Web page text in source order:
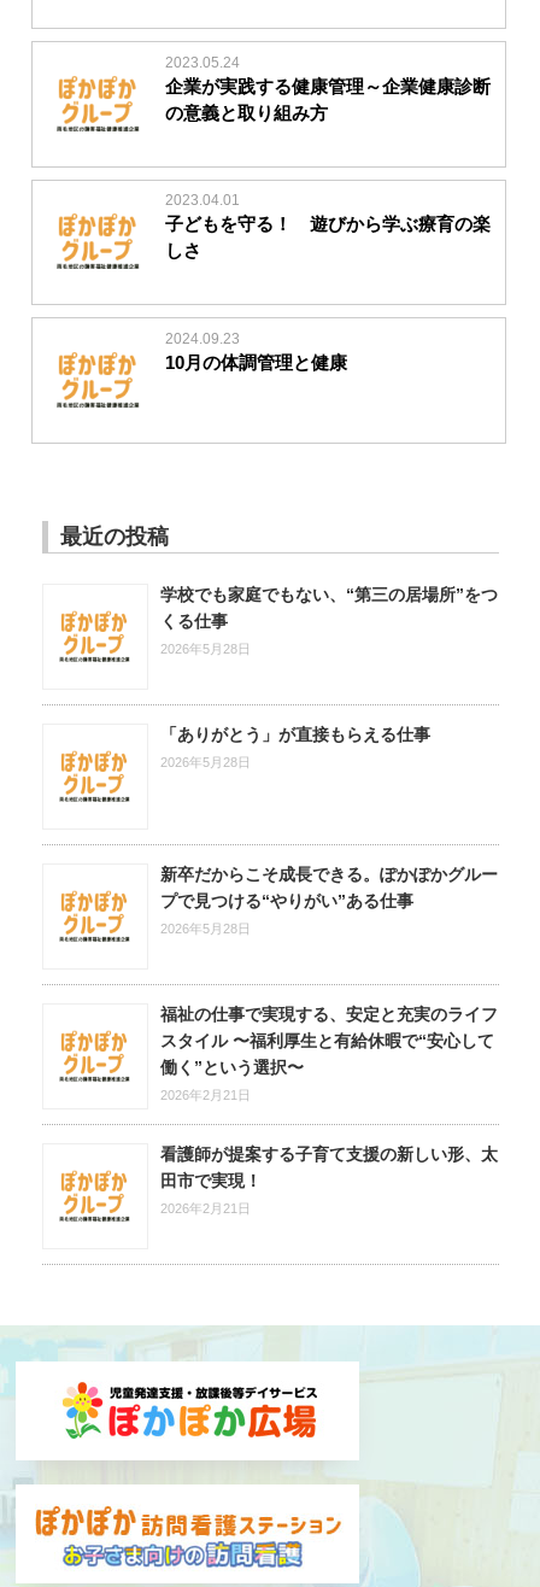
2023.05.24
企業が実践する健康管理～企業健康診断
の意義と取り組み方
2023.04.01
子どもを守る！ 遊びから学ぶ療育の楽
しさ
2024.09.23
10月の体調管理と健康
最近の投稿
学校でも家庭でもない、“第三の居場所”をつ
くる仕事
2026年5月28日
「ありがとう」が直接もらえる仕事
2026年5月28日
新卒だからこそ成長できる。ぽかぽかグルー
プで見つける“やりがい”ある仕事
2026年5月28日
福祉の仕事で実現する、安定と充実のライフ
スタイル 〜福利厚生と有給休暇で“安心して
働く”という選択〜
2026年2月21日
看護師が提案する子育て支援の新しい形、太
田市で実現！
2026年2月21日